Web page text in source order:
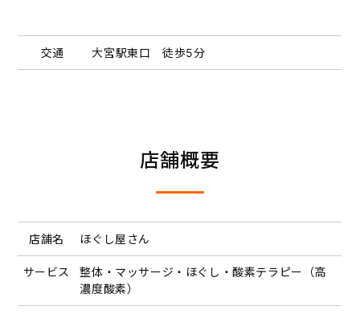
交通 大宮駅東口 徒歩5分
店舗概要
店舗名 ほぐし屋さん
サービス
整体・マッサージ・ほぐし・酸素テラピー（高
濃度酸素）